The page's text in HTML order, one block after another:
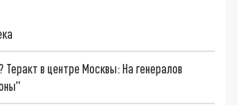
в центре Москвы: На генералов